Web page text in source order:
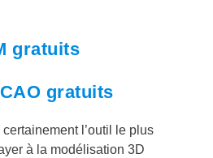
gratuits
gratuits
l’outil le plus
à la modélisation 3D